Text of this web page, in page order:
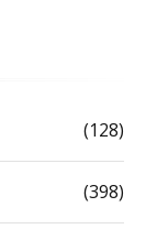
(128)
(398)